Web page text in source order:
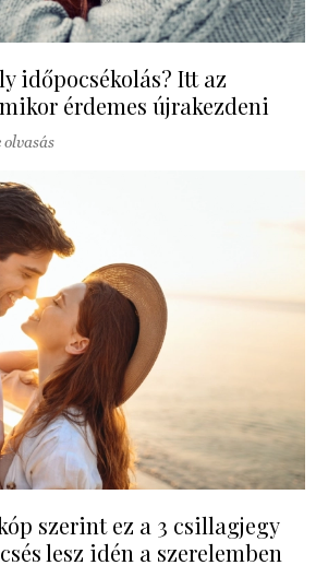
időpocsékolás? Itt az
érdemes újrakezdeni
olvasás
szerint ez a 3 csillagjegy
lesz idén a szerelemben